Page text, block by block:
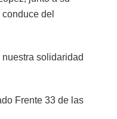
del
solidaridad
Frente 33 de las